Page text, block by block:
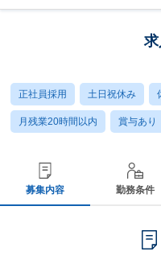
正社員採用 土日祝休み
月残業20時間以内 賞与あり
募集内容 勤務条件